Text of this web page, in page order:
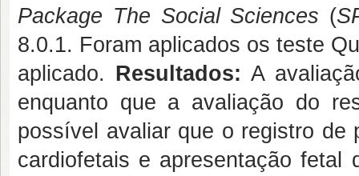
Package The Social Sciences (
8.0.1. Foram aplicados os teste
aplicado. Resultados: A
enquanto que a avaliação do
possível avaliar que o registro de
cardiofetais e apresentação fetal